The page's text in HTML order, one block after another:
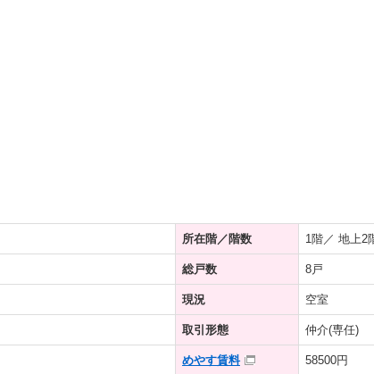
所在階／階数 1階／ 地上2
総戸数 8戸
現況 空室
取引形態 仲介(専任)
めやす賃料 58500円